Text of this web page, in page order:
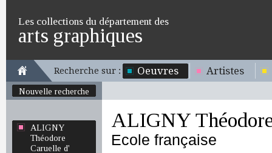
Les collections du département des
arts graphiques
Recherche sur : Oeuvres Artistes
Nouvelle recherche
ALIGNY
Théodore
Caruelle d'
ALIGNY
Ecole française